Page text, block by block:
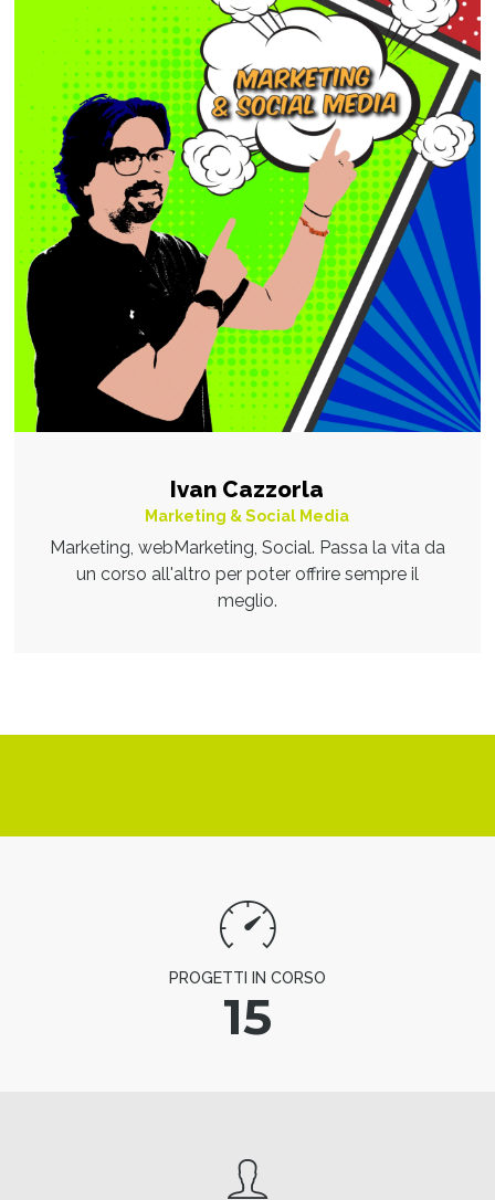
Ivan Cazzorla
Marketing & Social Media
Marketing, webMarketing, Social. Passa la vita da
un corso all'altro per poter offrire sempre il
meglio.
PROGETTI IN CORSO
15